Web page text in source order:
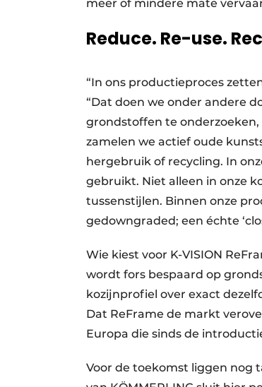
meer of mindere mate
Reduce. Re-use.
“In ons productieproces
“Dat doen we onder andere
grondstoffen te
zamelen we actief oude
hergebruik of recycling. In
gebruikt. Niet alleen in onze
tussenstijlen. Binnen onze
gedowngraded; een échte
Wie kiest voor K-VISION
wordt fors bespaard op
kozijnprofiel over exact
Dat ReFrame de markt
Europa die sinds de
Voor de toekomst liggen nog